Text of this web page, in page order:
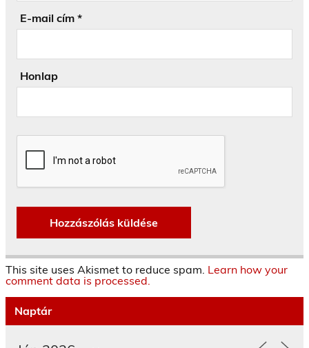
E-mail cím *
Honlap
This site uses Akismet to reduce spam. Learn how your
comment data is processed.
Naptár